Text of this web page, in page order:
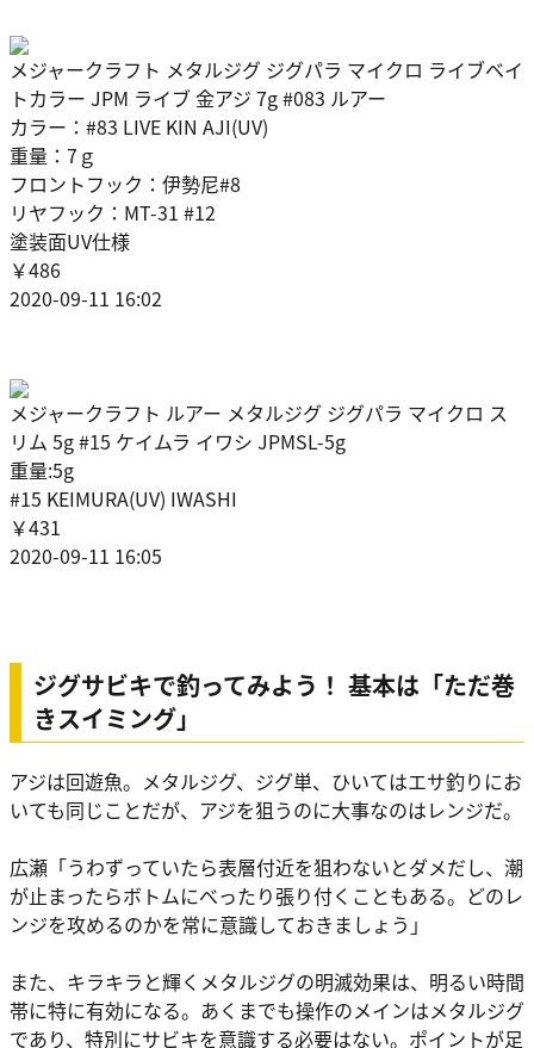
メジャークラフト メタルジグ ジグパラ マイクロ ライブベイ
トカラー JPM ライブ 金アジ 7g #083 ルアー
カラー：#83 LIVE KIN AJI(UV)
重量：7ｇ
フロントフック：伊勢尼#8
リヤフック：MT-31 #12
塗装面UV仕様
￥486
2020-09-11 16:02
メジャークラフト ルアー メタルジグ ジグパラ マイクロ ス
リム 5g #15 ケイムラ イワシ JPMSL-5g
重量:5g
#15 KEIMURA(UV) IWASHI
￥431
2020-09-11 16:05
ジグサビキで釣ってみよう！ 基本は「ただ巻
きスイミング」
アジは回遊魚。メタルジグ、ジグ単、ひいてはエサ釣りにお
いても同じことだが、アジを狙うのに大事なのはレンジだ。
広瀬 「うわずっていたら表層付近を狙わないとダメだし、潮
が止まったらボトムにべったり張り付くこともある。どのレ
ンジを攻めるのかを常に意識しておきましょう」
また、キラキラと輝くメタルジグの明滅効果は、明るい時間
帯に特に有効になる。あくまでも操作のメインはメタルジグ
であり、特別にサビキを意識する必要はない。ポイントが足